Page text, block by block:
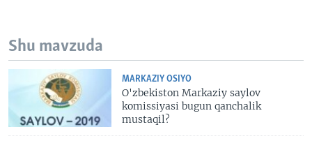
Shu mavzuda
MARKAZIY OSIYO
O'zbekiston Markaziy saylov
komissiyasi bugun qanchalik
mustaqil?